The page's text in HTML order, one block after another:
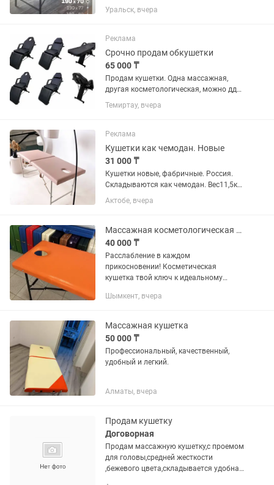
Уральск, вчера
Реклама
Срочно продам обкушетки
65 000 ₸
Продам кушетки. Одна массажная,
другая косметологическая, можно ддя
мастера лешмейкера или для мастера
перманентного макияжа. Размеры
вес от 200 до 250 кг. В...
Темиртау, вчера
Реклама
Кушетки как чемодан. Новые
31 000 ₸
Кушетки новые, фабричные. Россия.
Складываются как чемодан. Вес11,5кг.
Массажные с вырезом для лица и без
выреза. Ширина 60см, Длина180см.
бежевый. Более100 довольных...
Актобе, вчера
Массажная косметологическая раскладная кушетка
40 000 ₸
Расслабление в каждом
прикосновении! Косметическая
кушетка твой ключ к идеальному
стильная создаёт атмосферу в салоне.
и...
Шымкент, вчера
Массажная кушетка
50 000 ₸
Профессиональный, качественный,
удобный и легкий.
Алматы, вчера
Продам кушетку
Договорная
Продам массажную кушетку,с проемом
для головы,средней жесткости
,бежевого цвета,складывается удобная